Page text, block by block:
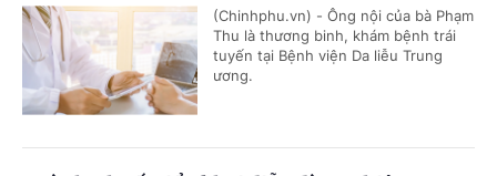
(Chinhphu.vn) - Ông nội của bà Phạm
Thu là thương binh, khám bệnh trái
tuyến tại Bệnh viện Da liễu Trung
ương.